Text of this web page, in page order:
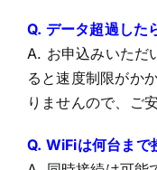
Q. データ超過した
A. お申込みいただ
ると速度制限がか
りませんので、ご
Q. WiFiは何台まで